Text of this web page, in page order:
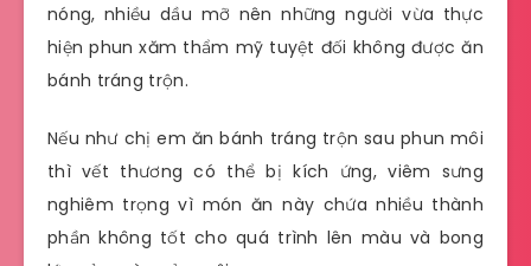
nóng, nhiều dầu mỡ nên những người vừa thực
hiện phun xăm thẩm mỹ tuyệt đối không được ăn
bánh tráng trộn.
Nếu như chị em ăn bánh tráng trộn sau phun môi
thì vết thương có thể bị kích ứng, viêm sưng
nghiêm trọng vì món ăn này chứa nhiều thành
phần không tốt cho quá trình lên màu và bong